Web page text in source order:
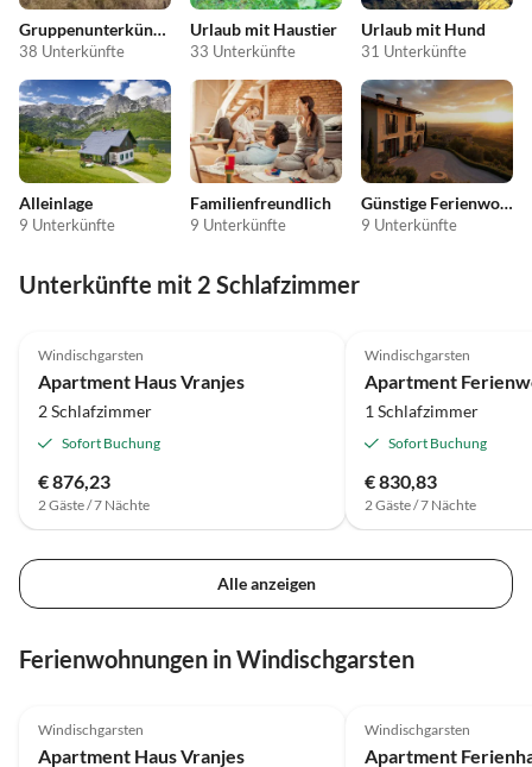
Gruppenunterkünfte
38 Unterkünfte
Urlaub mit Haustier
33 Unterkünfte
Urlaub mit Hund
31 Unterkünfte
Alleinlage
9 Unterkünfte
Familienfreundlich
9 Unterkünfte
Günstige Ferienwohnungen
9 Unterkünfte
Unterkünfte mit 2 Schlafzimmer
Windischgarsten
Apartment Haus Vranjes
2 Schlafzimmer
Sofort Buchung
€ 876,23
2 Gäste / 7 Nächte
Windischgarsten
Apartment
1 Schlafzimmer
Sofort Buchung
€ 830,83
2 Gäste / 7 Nächte
Alle anzeigen
Ferienwohnungen in Windischgarsten
Windischgarsten
Apartment Haus Vranjes
Windischgarsten